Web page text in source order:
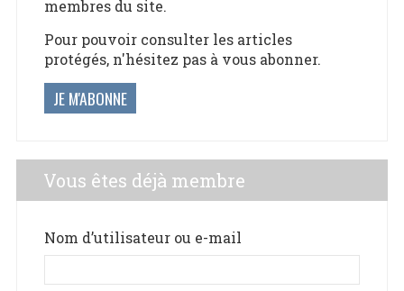
membres du site.
Pour pouvoir consulter les articles
protégés, n'hésitez pas à vous abonner.
JE M'ABONNE
Vous êtes déjà membre
Nom d’utilisateur ou e-mail